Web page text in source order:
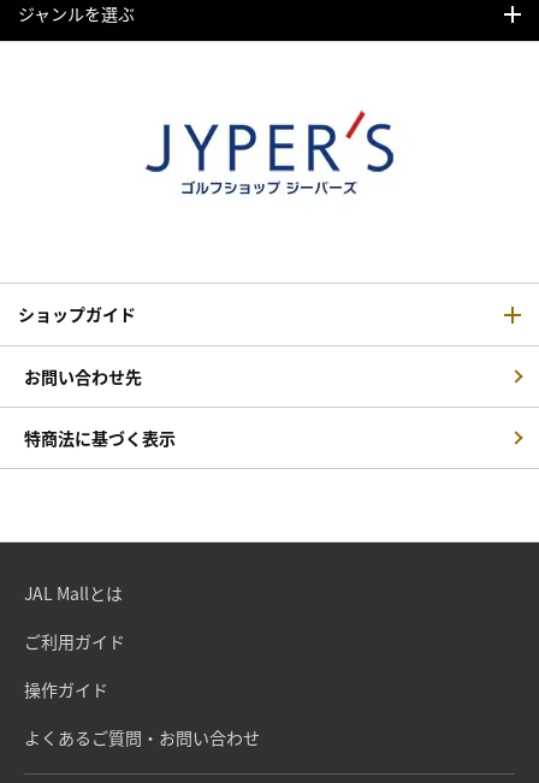
ジャンルを選ぶ
ショップガイド
お問い合わせ先
特商法に基づく表示
JAL Mallとは
ご利用ガイド
操作ガイド
よくあるご質問・お問い合わせ